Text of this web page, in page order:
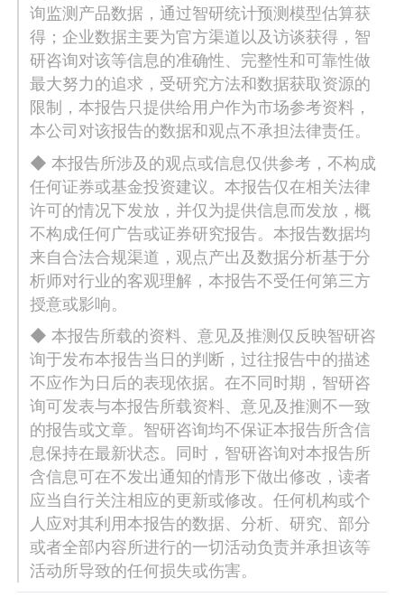
询监测产品数据，通过智研统计预测模型估算获
得；企业数据主要为官方渠道以及访谈获得，智
研咨询对该等信息的准确性、完整性和可靠性做
最大努力的追求，受研究方法和数据获取资源的
限制，本报告只提供给用户作为市场参考资料，
本公司对该报告的数据和观点不承担法律责任。
◆ 本报告所涉及的观点或信息仅供参考，不构成
任何证券或基金投资建议。本报告仅在相关法律
许可的情况下发放，并仅为提供信息而发放，概
不构成任何广告或证券研究报告。本报告数据均
来自合法合规渠道，观点产出及数据分析基于分
析师对行业的客观理解，本报告不受任何第三方
授意或影响。
◆ 本报告所载的资料、意见及推测仅反映智研咨
询于发布本报告当日的判断，过往报告中的描述
不应作为日后的表现依据。在不同时期，智研咨
询可发表与本报告所载资料、意见及推测不一致
的报告或文章。智研咨询均不保证本报告所含信
息保持在最新状态。同时，智研咨询对本报告所
含信息可在不发出通知的情形下做出修改，读者
应当自行关注相应的更新或修改。任何机构或个
人应对其利用本报告的数据、分析、研究、部分
或者全部内容所进行的一切活动负责并承担该等
活动所导致的任何损失或伤害。